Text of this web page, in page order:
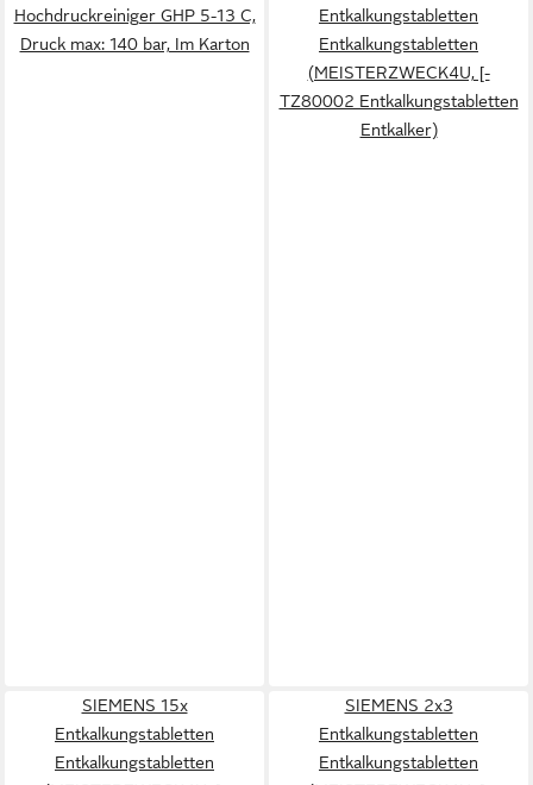
Hochdruckreiniger GHP 5-13 C,
Druck max: 140 bar, Im Karton
Entkalkungstabletten
Entkalkungstabletten
(MEISTERZWECK4U, [-
TZ80002 Entkalkungstabletten
Entkalker)
SIEMENS 15x
Entkalkungstabletten
Entkalkungstabletten
SIEMENS 2x3
Entkalkungstabletten
Entkalkungstabletten